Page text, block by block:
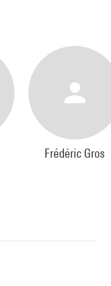
Frédéric Gros